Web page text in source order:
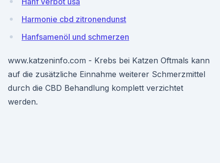
Harmonie cbd zitronendunst
Hanfsamenöl und schmerzen
www.katzeninfo.com - Krebs bei Katzen Oftmals kann
auf die zusätzliche Einnahme weiterer Schmerzmittel
durch die CBD Behandlung komplett verzichtet
werden.